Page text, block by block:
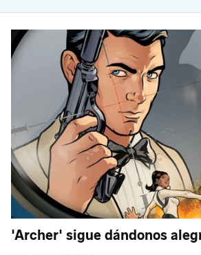
'Archer' sigue dándonos